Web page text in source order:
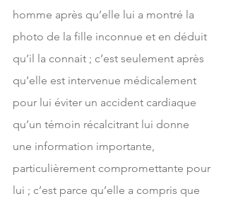
homme après qu’elle lui a montré la
photo de la fille inconnue et en déduit
qu’il la connait ; c’est seulement après
qu’elle est intervenue médicalement
pour lui éviter un accident cardiaque
qu’un témoin récalcitrant lui donne
une information importante,
particulièrement compromettante pour
lui ; c’est parce qu’elle a compris que